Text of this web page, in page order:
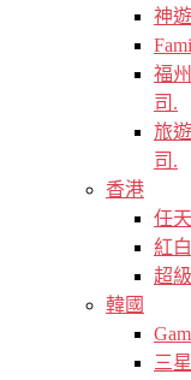
神
福
司.
旅
司.
香港
任
紅
超
韓國
三